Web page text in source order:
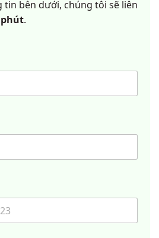
tin bên dưới, chúng tôi sẽ liên
.